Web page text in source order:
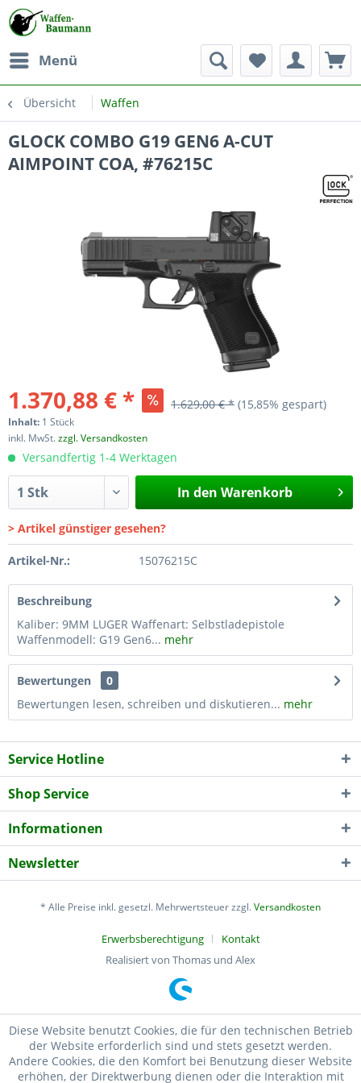
Menü
Übersicht Waffen
GLOCK COMBO G19 GEN6 A-CUT
AIMPOINT COA, #76215C
1.370,88 € * 1.629,00 € * (15,85% gespart)
Inhalt: 1 Stück
inkl. MwSt.zzgl. Versandkosten
Versandfertig 1-4 Werktagen
In den Warenkorb
> Artikel günstiger gesehen?
Artikel-Nr.: 15076215C
Beschreibung
Kaliber: 9MM LUGER Waffenart: Selbstladepistole
Waffenmodell: G19 Gen6... mehr
Bewertungen
0
Bewertungen lesen, schreiben und diskutieren... mehr
Service Hotline
Shop Service
Informationen
Newsletter
* Alle Preise inkl. gesetzl. Mehrwertsteuer zzgl.Versandkosten
Erwerbsberechtigung
Kontakt
Realisiert von Thomas und Alex
Diese Website benutzt Cookies, die für den technischen Betrieb
der Website erforderlich sind und stets gesetzt werden.
Andere Cookies, die den Komfort bei Benutzung dieser Website
erhöhen, der Direktwerbung dienen oder die Interaktion mit